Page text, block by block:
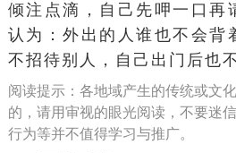
倾注点滴，自己先呷一口再
认为：外出的人谁也不会背
不招待别人，自己出门后也
阅读提示：各地域产生的传统或文
的，请用审视的眼光阅读，不要迷
行为等并不值得学习与推广。